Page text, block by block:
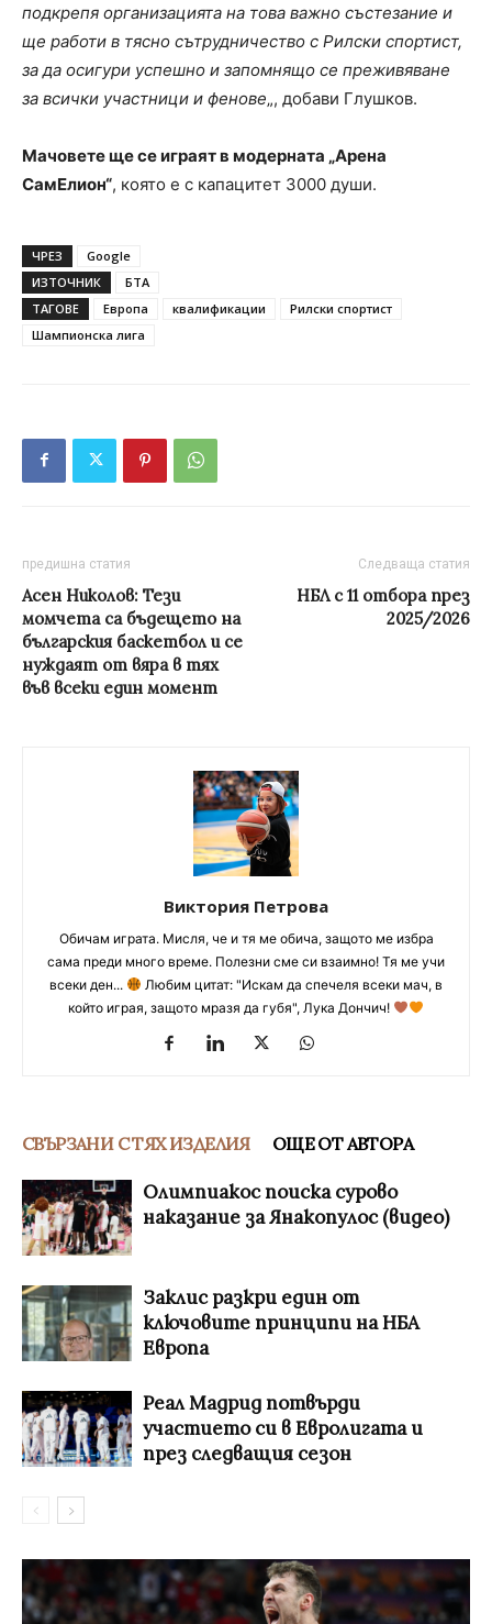
подкрепя организацията на това важно състезание и
ще работи в тясно сътрудничество с Рилски спортист,
за да осигури успешно и запомнящо се преживяване
за всички участници и фенове„, добави Глушков.
Мачовете ще се играят в модерната „Арена
СамЕлион“, която е с капацитет 3000 души.
ЧРЕЗ
Google
ИЗТОЧНИК
БТА
ТАГОВЕ
Европа квалификации
Рилски спортист
Шампионска лига
предишна статия
Асен Николов: Тези
момчета са бъдещето на
българския баскетбол и се
нуждаят от вяра в тях
във всеки един момент
Следваща статия
НБЛ с 11 отбора през
2025/2026
Виктория Петрова
Обичам играта. Мисля, че и тя ме обича, защото ме избра
сама преди много време. Полезни сме си взаимно! Тя ме учи
всеки ден...
Любим цитат: "Искам да спечеля всеки мач, в
който играя, защото мразя да губя", Лука Дончич!
СВЪРЗАНИ С ТЯХ ИЗДЕЛИЯ ОЩЕ ОТ АВТОРА
Олимпиакос поиска сурово
наказание за Янакопулос (видео)
Заклис разкри един от
ключовите принципи на НБА
Европа
Реал Мадрид потвърди
участието си в Евролигата и
през следващия сезон